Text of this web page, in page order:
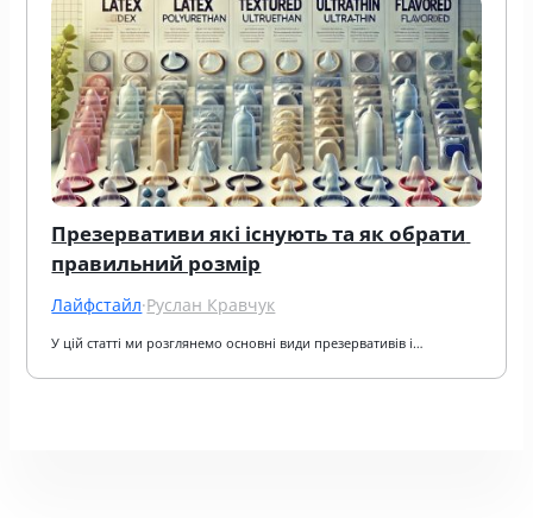
Презервативи які існують та як обрати
правильний розмір
Лайфстайл·Руслан Кравчук
У цій статті ми розглянемо основні види презервативів і…